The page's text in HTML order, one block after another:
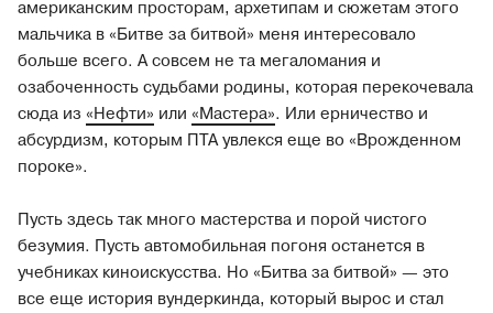
американским просторам, архетипам и сюжетам этого
мальчика в «Битве за битвой» меня интересовало
больше всего. А совсем не та мегаломания и
озабоченность судьбами родины, которая перекочевала
сюда из «Нефти» или «Мастера». Или ерничество и
абсурдизм, которым ПТА увлекся еще во «Врожденном
пороке».
Пусть здесь так много мастерства и порой чистого
безумия. Пусть автомобильная погоня останется в
учебниках киноискусства. Но «Битва за битвой» — это
все еще история вундеркинда, который вырос и стал